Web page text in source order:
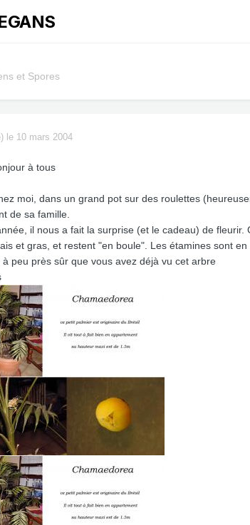
et Spores
le 10 mars 2004
à tous
moi, dans un grand pot sur des roulettes
de sa famille.
il nous a fait la surprise (et le cadeau) de
et gras, et restent "en boule". Les étamines sont
à peu près sûr que vous avez déjà vu cet arbre